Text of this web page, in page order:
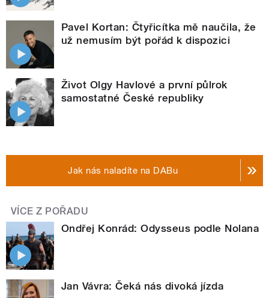
Pavel Kortan: Čtyřicítka mě naučila, že
už nemusím být pořád k dispozici
Život Olgy Havlové a první půlrok
samostatné České republiky
Jak nás naladíte na DABu
VÍCE Z POŘADU
Ondřej Konrád: Odysseus podle Nolana
Jan Vávra: Čeká nás divoká jízda